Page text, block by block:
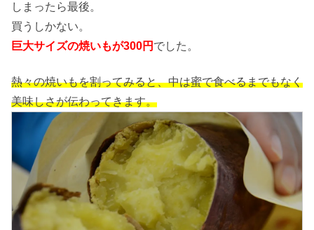
しまったら最後。
買うしかない。
巨大サイズの焼いもが300円 でした。
熱々の焼いもを割ってみると、中は蜜で食べるまでもなく
美味しさが伝わってきます。